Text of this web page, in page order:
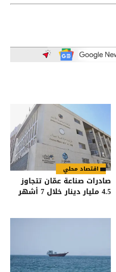
اقتصاد محلي
صادرات صناعة عمّان تتجاوز
4.5 مليار دينار خلال 7 أشهر